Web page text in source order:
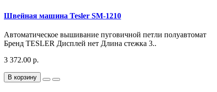
Швейная машина Tesler SM-1210
Автоматическое вышивание пуговичной петли полуавтомат
Бренд TESLER Дисплей нет Длина стежка 3..
3 372.00 р.
В корзину